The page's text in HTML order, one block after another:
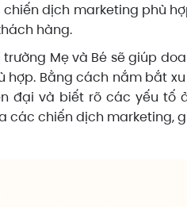
dịch marketing phù
hàng.
Mẹ và Bé sẽ giúp
hợp. Bằng cách nắm bắt
đại và biết rõ các yếu tố
các chiến dịch marketing,